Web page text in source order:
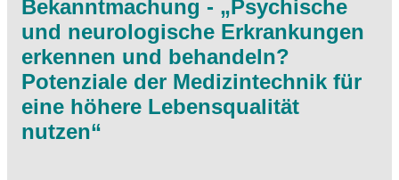
Bekanntmachung - „Psychische
und neurologische Erkrankungen
erkennen und behandeln?
Potenziale der Medizintechnik für
eine höhere Lebensqualität
nutzen“